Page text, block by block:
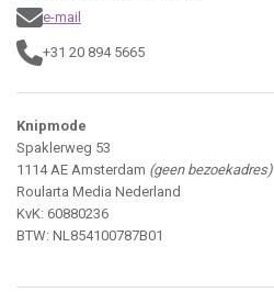
e-mail
+31 20 894 5665
Knipmode
Spaklerweg 53
1114 AE Amsterdam (geen bezoekadres)
Roularta Media Nederland
KvK: 60880236
BTW: NL854100787B01